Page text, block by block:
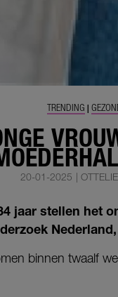
TRENDING |
20-01-2025 |
jaar stellen het
binnen twaalf